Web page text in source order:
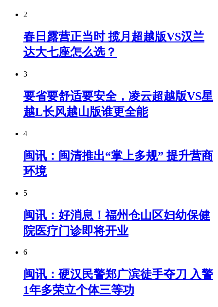
2
春日露营正当时 揽月超越版VS汉兰
达大七座怎么选？
3
要省要舒适要安全，凌云超越版VS星
越L长风越山版谁更全能
4
闽讯：闽清推出“掌上多规” 提升营商
环境
5
闽讯：好消息！福州仓山区妇幼保健
院医疗门诊即将开业
6
闽讯：硬汉民警郑广滨徒手夺刀 入警
1年多荣立个体三等功